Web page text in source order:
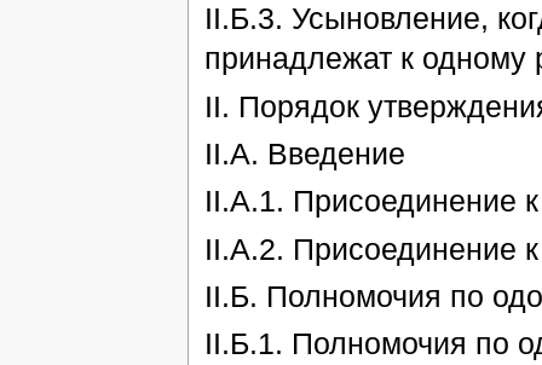
II.Б.3. Усыновление,
принадлежат к одному
II. Порядок
II.А. Введение
II.А.1. Присоединение к
II.А.2. Присоединение к
II.Б. Полномочия по
II.Б.1. Полномочия по